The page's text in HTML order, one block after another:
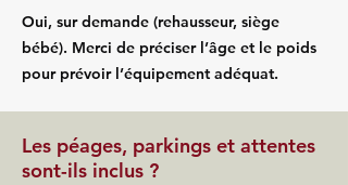
Oui, sur demande (rehausseur, siège
bébé). Merci de préciser l’âge et le poids
pour prévoir l’équipement adéquat.
Les péages, parkings et attentes
sont-ils inclus ?